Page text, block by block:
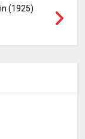
(1925)